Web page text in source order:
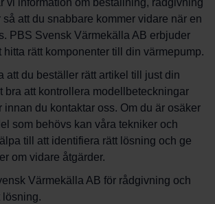
vi information om beställning, rådgivning
att du snabbare kommer vidare när en
PBS Svensk Värmekälla AB erbjuder
rätt komponenter till din värmepump.
att du beställer rätt artikel till just din
bra att kontrollera modellbeteckningar
innan du kontaktar oss. Om du är osäker
som behövs kan våra tekniker och
till att identifiera rätt lösning och ge
om vidare åtgärder.
Värmekälla AB för rådgivning och
lösning.